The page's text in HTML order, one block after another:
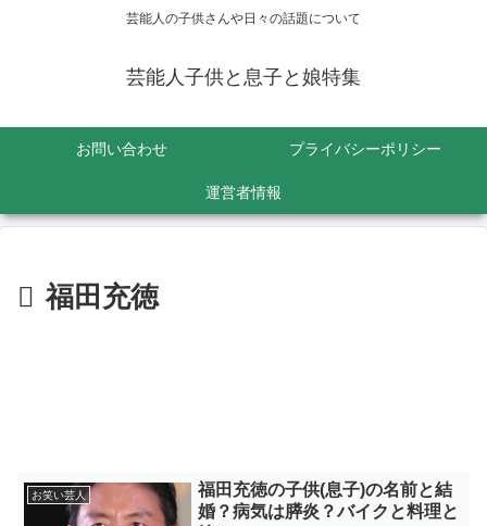
芸能人の子供さんや日々の話題について
芸能人子供と息子と娘特集
お問い合わせ プライバシーポリシー
運営者情報
福田充徳
お笑い芸人
福田充徳の子供(息子)の名前と結
婚？病気は膵炎？バイクと料理と